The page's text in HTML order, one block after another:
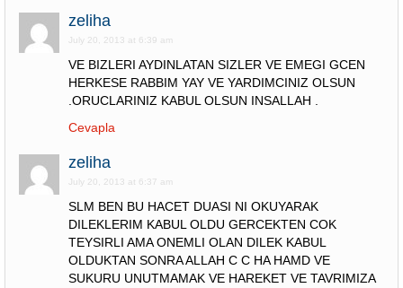
zeliha
July 20, 2013 at 6:39 am
VE BIZLERI AYDINLATAN SIZLER VE EMEGI GCEN
HERKESE RABBIM YAY VE YARDIMCINIZ OLSUN
.ORUCLARINIZ KABUL OLSUN INSALLAH .
Cevapla
zeliha
July 20, 2013 at 6:37 am
SLM BEN BU HACET DUASI NI OKUYARAK
DILEKLERIM KABUL OLDU GERCEKTEN COK
TEYSIRLI AMA ONEMLI OLAN DILEK KABUL
OLDUKTAN SONRA ALLAH C C HA HAMD VE
SUKURU UNUTMAMAK VE HAREKET VE TAVRIMIZA